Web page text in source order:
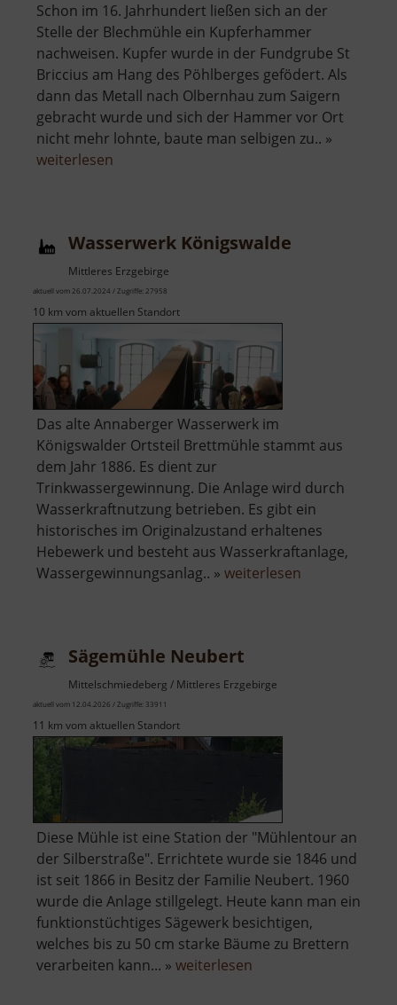
Schon im 16. Jahrhundert ließen sich an der
Stelle der Blechmühle ein Kupferhammer
nachweisen. Kupfer wurde in der Fundgrube St
Briccius am Hang des Pöhlberges gefödert. Als
dann das Metall nach Olbernhau zum Saigern
gebracht wurde und sich der Hammer vor Ort
nicht mehr lohnte, baute man selbigen zu.. »
weiterlesen
Wasserwerk Königswalde
Mittleres Erzgebirge
aktuell vom 26.07.2024 / Zugriffe: 27958
10 km vom aktuellen Standort
Das alte Annaberger Wasserwerk im
Königswalder Ortsteil Brettmühle stammt aus
dem Jahr 1886. Es dient zur
Trinkwassergewinnung. Die Anlage wird durch
Wasserkraftnutzung betrieben. Es gibt ein
historisches im Originalzustand erhaltenes
Hebewerk und besteht aus Wasserkraftanlage,
Wassergewinnungsanlag.. » weiterlesen
Sägemühle Neubert
Mittelschmiedeberg / Mittleres Erzgebirge
aktuell vom 12.04.2026 / Zugriffe: 33911
11 km vom aktuellen Standort
Diese Mühle ist eine Station der "Mühlentour an
der Silberstraße". Errichtete wurde sie 1846 und
ist seit 1866 in Besitz der Familie Neubert. 1960
wurde die Anlage stillgelegt. Heute kann man ein
funktionstüchtiges Sägewerk besichtigen,
welches bis zu 50 cm starke Bäume zu Brettern
verarbeiten kann... » weiterlesen